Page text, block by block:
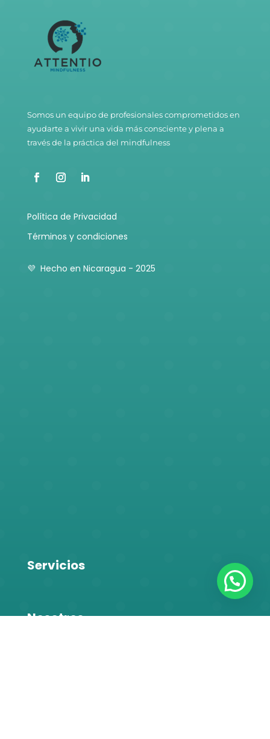
Somos un equipo de profesionales comprometidos en
ayudarte a vivir una vida más consciente y plena a
través de la práctica del mindfulness
Política de Privacidad
Términos y condiciones
💜 Hecho en Nicaragua - 2025
Servicios
Nosotros